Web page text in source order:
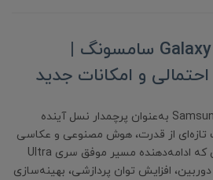
معرفی Galaxy S26 Ultra سامسونگ |
و امکانات جدید
گوشی Samsung Galaxy S26 Ultra به‌عنوان پرچمدار نسل آینده
تازه‌ای از قدرت، هوش مصنوعی و عکاسی
موبایل ارائه دهد. این گوشی که ادامه‌دهنده مسیر موفق سری Ultra
دوربین، افزایش توان پردازشی، بهینه‌سازی